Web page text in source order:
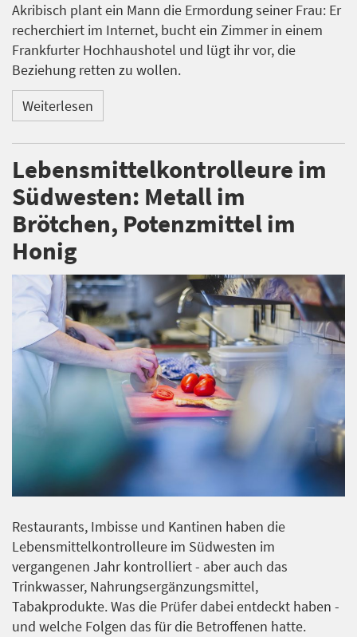
Akribisch plant ein Mann die Ermordung seiner Frau: Er
recherchiert im Internet, bucht ein Zimmer in einem
Frankfurter Hochhaushotel und lügt ihr vor, die
Beziehung retten zu wollen.
Weiterlesen
Lebensmittelkontrolleure im
Südwesten: Metall im
Brötchen, Potenzmittel im
Honig
Restaurants, Imbisse und Kantinen haben die
Lebensmittelkontrolleure im Südwesten im
vergangenen Jahr kontrolliert - aber auch das
Trinkwasser, Nahrungsergänzungsmittel,
Tabakprodukte. Was die Prüfer dabei entdeckt haben -
und welche Folgen das für die Betroffenen hatte.